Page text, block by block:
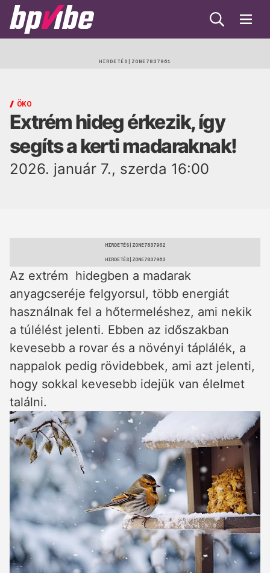
BP
Lélek
Gasztro
Öko
KeresésMenü
HIRDETÉS
ÖKO
Extrém hideg érkezik, így
segíts a kerti madaraknak!
2026. január 7., szerda 16:00
HIRDETÉS
HIRDETÉS
Az extrém hidegben a madarak
anyagcseréje felgyorsul, több energiát
használnak fel a hőtermeléshez, ami nekik
a túlélést jelenti. Ebben az időszakban
kevesebb a rovar és a növényi táplálék, a
nappalok pedig rövidebbek, ami azt jelenti,
hogy sokkal kevesebb idejük van élelmet
találni.